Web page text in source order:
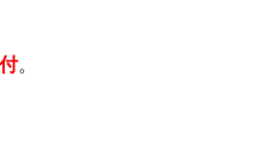
。